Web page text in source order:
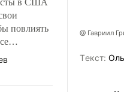
повлиять
Вероятно,
@ Гавриил
Tекст: